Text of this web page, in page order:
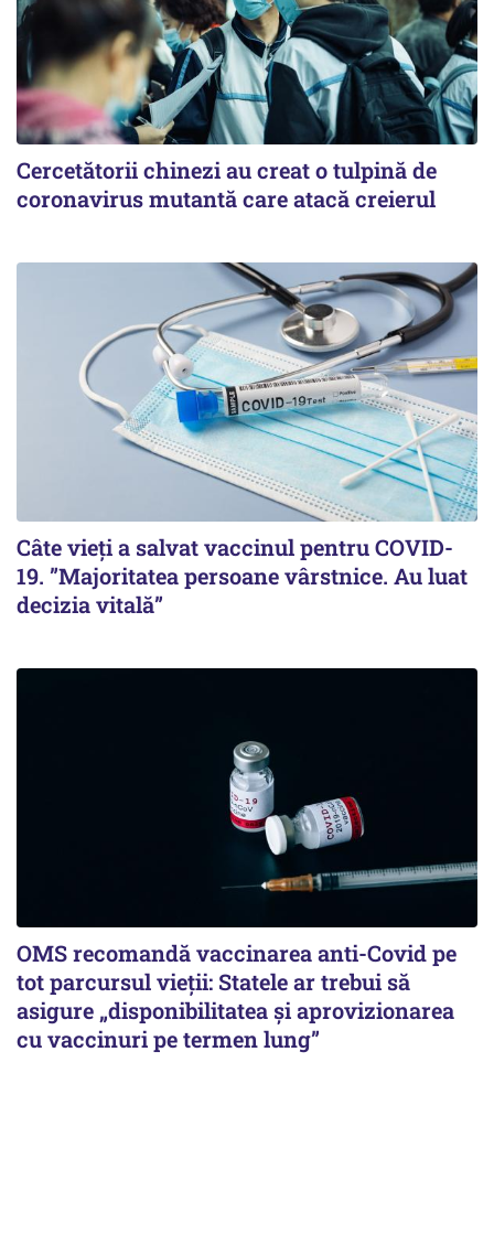
Cercetătorii chinezi au creat o tulpină de
coronavirus mutantă care atacă creierul
Câte vieți a salvat vaccinul pentru COVID-
19. ”Majoritatea persoane vârstnice. Au luat
decizia vitală”
OMS recomandă vaccinarea anti-Covid pe
tot parcursul vieții: Statele ar trebui să
asigure „disponibilitatea și aprovizionarea
cu vaccinuri pe termen lung”